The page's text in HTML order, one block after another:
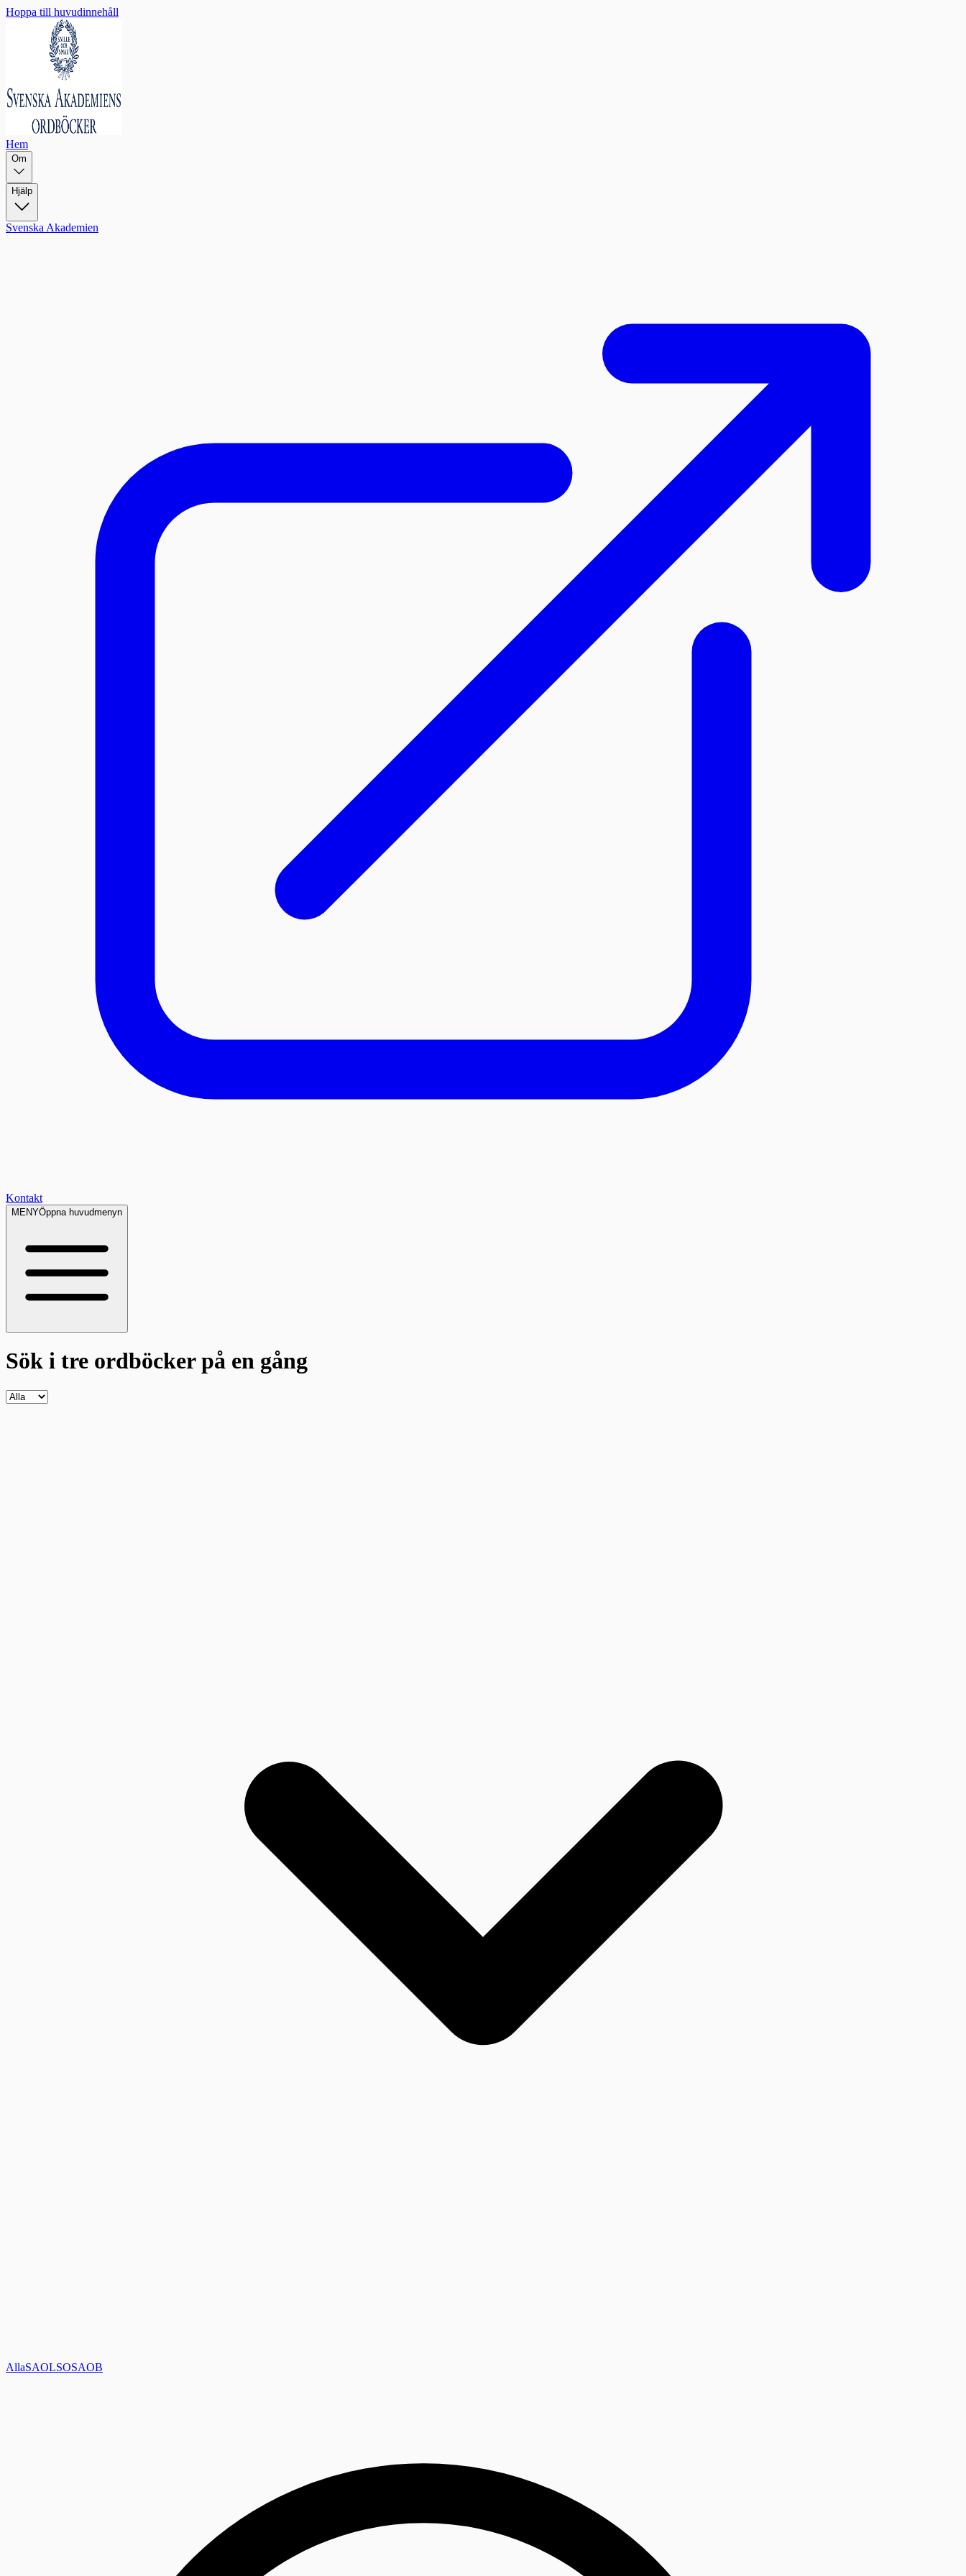
Hoppa till huvudinnehåll
Hem
Om
Hjälp
Svenska Akademien
Kontakt
MENYÖppna huvudmenyn
Sök i tre ordböckerpå en gång
AllaSAOLSOSAOB